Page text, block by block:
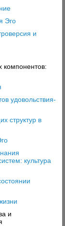
Эго
и
удовольствия-
структур в
культура
и